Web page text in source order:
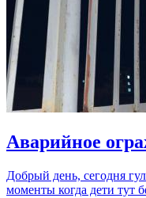
Аварийное
Добрый день, сегодня
моменты когда дети тут